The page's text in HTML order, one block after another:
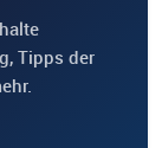
Tipps der